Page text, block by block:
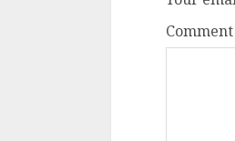
Comment